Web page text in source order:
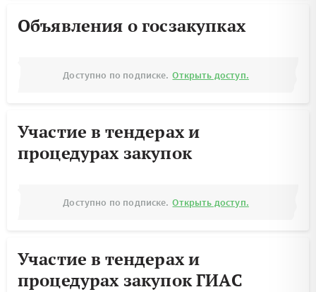
Объявления о госзакупках
Доступно по подписке. Открыть доступ.
Участие в тендерах и
процедурах закупок
Доступно по подписке. Открыть доступ.
Участие в тендерах и
процедурах закупок ГИАС